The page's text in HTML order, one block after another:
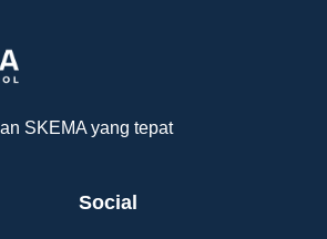
SKEMA yang tepat
Social